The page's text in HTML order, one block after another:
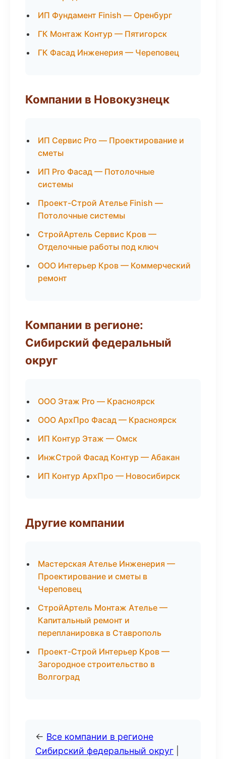
ИП Фундамент Finish — Оренбург
ГК Монтаж Контур — Пятигорск
ГК Фасад Инженерия — Череповец
Компании в Новокузнецк
ИП Сервис Pro — Проектирование и
сметы
ИП Pro Фасад — Потолочные
системы
Проект-Строй Ателье Finish —
Потолочные системы
СтройАртель Сервис Кров —
Отделочные работы под ключ
ООО Интерьер Кров — Коммерческий
ремонт
Компании в регионе:
Сибирский федеральный
округ
ООО Этаж Pro — Красноярск
ООО АрхПро Фасад — Красноярск
ИП Контур Этаж — Омск
ИнжСтрой Фасад Контур — Абакан
ИП Контур АрхПро — Новосибирск
Другие компании
Мастерская Ателье Инженерия —
Проектирование и сметы в
Череповец
СтройАртель Монтаж Ателье —
Капитальный ремонт и
перепланировка в Ставрополь
Проект-Строй Интерьер Кров —
Загородное строительство в
Волгоград
← Все компании в регионе
Сибирский федеральный округ